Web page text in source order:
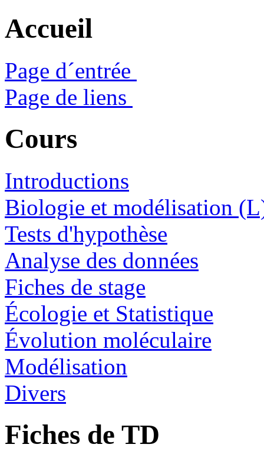
Accueil
Page d´entrée
Page de liens
Cours
Introductions
Biologie et modélisation
Tests d'hypothèse
Analyse des données
Fiches de stage
Écologie et Statistique
Évolution moléculaire
Modélisation
Divers
Fiches de TD